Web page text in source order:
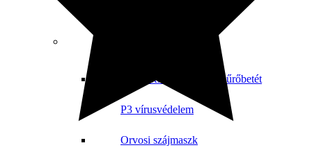
Légzésvédők és Félálarc
SECURA Félálarc és szűrőbetét
P3 vírusvédelem
Orvosi szájmaszk